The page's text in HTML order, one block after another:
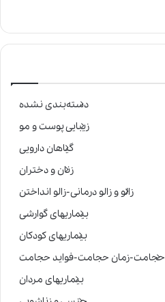
دسته‌بندی نشده
زیبایی پوست و مو
گیاهان دارویی
زنان و دختران
زالو و زالو درمانی-زالو انداختن
بیماریهای گوارشی
بیماریهای کودکان
حجامت-زمان حجامت-فواید حجامت
بیماریهای مردان